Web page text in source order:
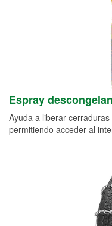
Espray
Ayuda a liberar
permitiendo acceder al